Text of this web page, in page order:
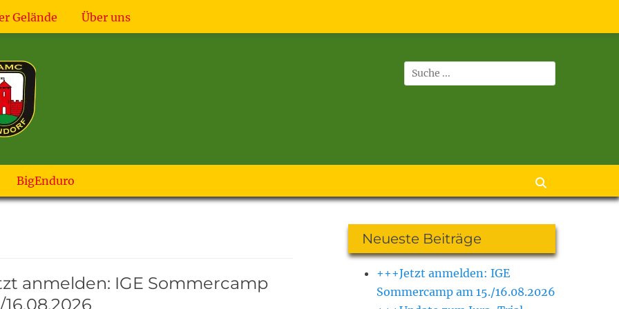
Gelände Über uns
Suchen
nach:
BigEnduro
anmelden: IGE Sommercamp
16.08.2026
Neueste Beiträge
+++Jetzt anmelden: IGE
Sommercamp am 15./16.08.2026